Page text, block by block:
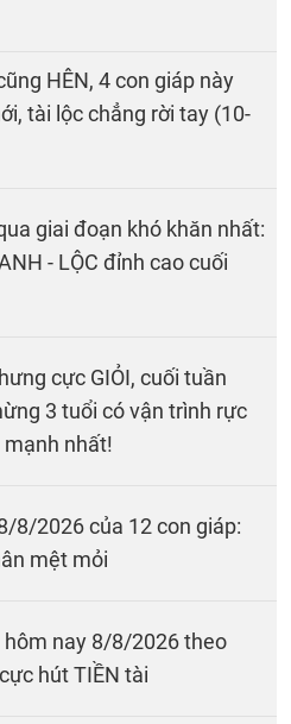
HÊN, 4 con giáp này
tài lộc chẳng rời tay (10-
giai đoạn khó khăn nhất:
- LỘC đỉnh cao cuối
cực GIỎI, cuối tuần
3 tuổi có vận trình rực
mạnh nhất!
8/2026 của 12 con giáp:
mệt mỏi
hôm nay 8/8/2026 theo
hút TIỀN tài